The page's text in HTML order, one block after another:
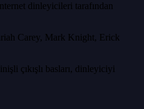
dinleyicileri tarafından
Carey, Mark Knight, Erick
çıkışlı basları, dinleyiciyi